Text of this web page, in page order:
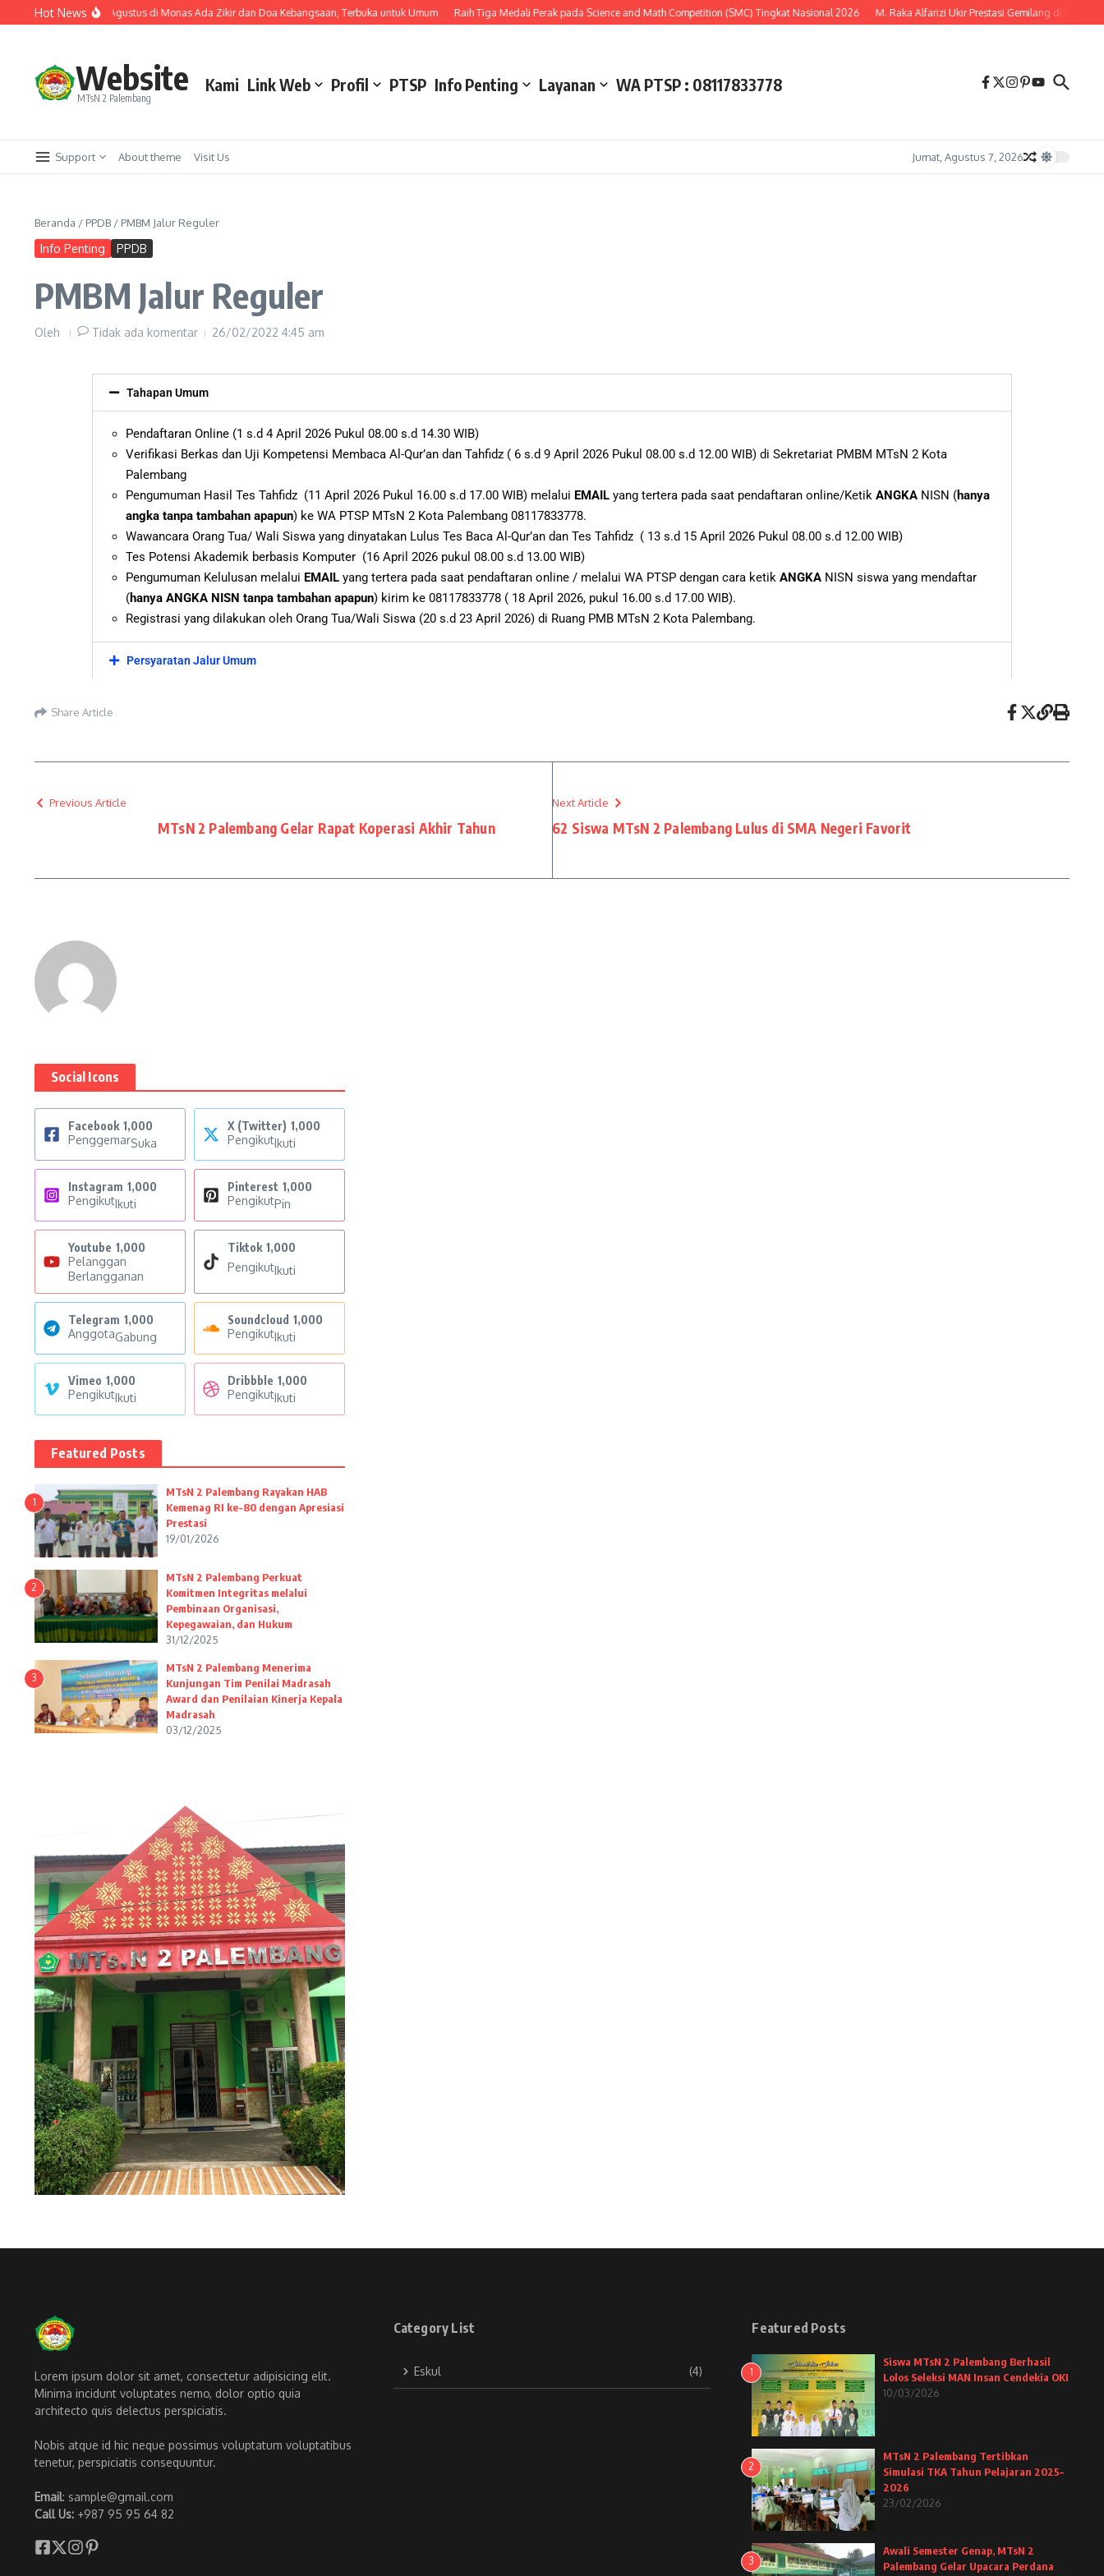
Hot News
Jari Ijazah 1 Agustus di Monas Ada Zikir dan Doa Kebangsaan, Terbuka untuk Umum Raih Tiga Medali Perak pada Science and Math Competition (SMC) Tingkat Nasional 2026 M. Raka Alfarizi Ukir Prestasi Gemilang di Dunia
Website
MTsN 2 Palembang
Kami Link Web Profil PTSP Info Penting Layanan WA PTSP : 08117833778
Support About theme Visit Us Jumat, Agustus 7, 2026
Beranda / PPDB / PMBM Jalur Reguler
Info Penting PPDB
PMBM Jalur Reguler
Oleh Tidak ada komentar 26/02/2022 4:45 am
Tahapan Umum
Pendaftaran Online (1 s.d 4 April 2026 Pukul 08.00 s.d 14.30 WIB)
Verifikasi Berkas dan Uji Kompetensi Membaca Al-Qur’an dan Tahfidz ( 6 s.d 9 April 2026 Pukul 08.00 s.d 12.00 WIB) di Sekretariat PMBM MTsN 2 Kota
Palembang
Pengumuman Hasil Tes Tahfidz (11 April 2026 Pukul 16.00 s.d 17.00 WIB) melalui EMAIL yang tertera pada saat pendaftaran online/Ketik ANGKA NISN (hanya
angka tanpa tambahan apapun) ke WA PTSP MTsN 2 Kota Palembang 08117833778.
Wawancara Orang Tua/ Wali Siswa yang dinyatakan Lulus Tes Baca Al-Qur’an dan Tes Tahfidz ( 13 s.d 15 April 2026 Pukul 08.00 s.d 12.00 WIB)
Tes Potensi Akademik berbasis Komputer (16 April 2026 pukul 08.00 s.d 13.00 WIB)
Pengumuman Kelulusan melalui EMAIL yang tertera pada saat pendaftaran online / melalui WA PTSP dengan cara ketik ANGKA NISN siswa yang mendaftar
(hanya ANGKA NISN tanpa tambahan apapun) kirim ke 08117833778 ( 18 April 2026, pukul 16.00 s.d 17.00 WIB).
Registrasi yang dilakukan oleh Orang Tua/Wali Siswa (20 s.d 23 April 2026) di Ruang PMB MTsN 2 Kota Palembang.
Persyaratan Jalur Umum
Share Article
Previous Article
MTsN 2 Palembang Gelar Rapat Koperasi Akhir Tahun
Next Article
62 Siswa MTsN 2 Palembang Lulus di SMA Negeri Favorit
Social Icons
Facebook 1,000
PenggemarSuka
X (Twitter) 1,000
PengikutIkuti
Instagram 1,000
PengikutIkuti
Pinterest 1,000
PengikutPin
Youtube 1,000
Pelanggan
Berlangganan
Tiktok 1,000
PengikutIkuti
Telegram 1,000
AnggotaGabung
Soundcloud 1,000
PengikutIkuti
Vimeo 1,000
PengikutIkuti
Dribbble 1,000
PengikutIkuti
Featured Posts
1
MTsN 2 Palembang Rayakan HAB
Kemenag RI ke-80 dengan Apresiasi
Prestasi
19/01/2026
2
MTsN 2 Palembang Perkuat
Komitmen Integritas melalui
Pembinaan Organisasi,
Kepegawaian, dan Hukum
31/12/2025
3
MTsN 2 Palembang Menerima
Kunjungan Tim Penilai Madrasah
Award dan Penilaian Kinerja Kepala
Madrasah
03/12/2025
Lorem ipsum dolor sit amet, consectetur adipisicing elit.
Minima incidunt voluptates nemo, dolor optio quia
architecto quis delectus perspiciatis.
Nobis atque id hic neque possimus voluptatum voluptatibus
tenetur, perspiciatis consequuntur.
Email: sample@gmail.com
Call Us: +987 95 95 64 82
Category List
Eskul (4)
Featured Posts
1
Siswa MTsN 2 Palembang Berhasil
Lolos Seleksi MAN Insan Cendekia OKI
10/03/2026
2
MTsN 2 Palembang Tertibkan
Simulasi TKA Tahun Pelajaran 2025–
2026
23/02/2026
3
Awali Semester Genap, MTsN 2
Palembang Gelar Upacara Perdana